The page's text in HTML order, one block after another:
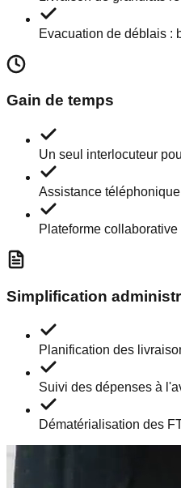
Evacuation de déblais :
Gain de temps
Un seul interlocuteur
Assistance
Plateforme
Simplification
Planification des
Suivi des dépenses à
Dématérialisation des